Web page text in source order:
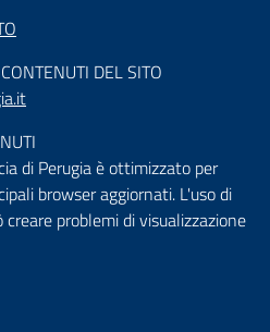
DEL SITO
di Perugia è ottimizzato per
browser aggiornati. L'uso di
problemi di visualizzazione